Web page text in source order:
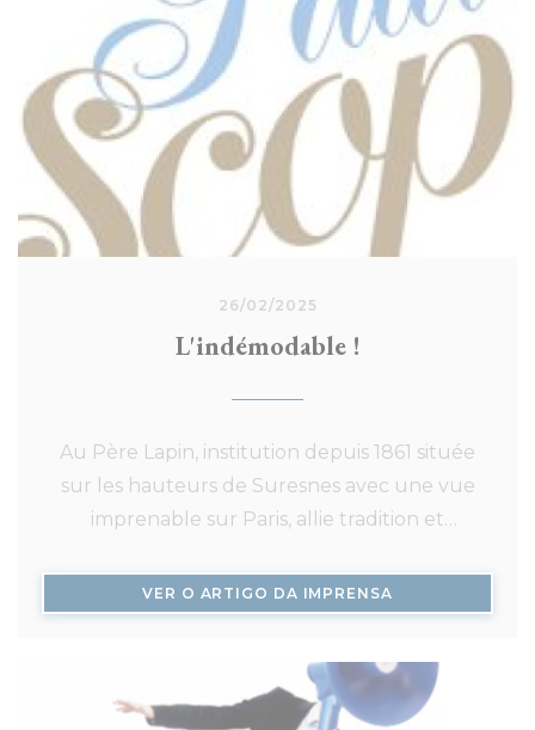
26/02/2025
L'indémodable !
Au Père Lapin, institution depuis 1861 située
sur les hauteurs de Suresnes avec une vue
imprenable sur Paris, allie tradition et
(qui a fait ses armes chez Michel Bras, Frédéric
Anton et Pierre Gagnaire). La grande terrasse
ambiance conviviale toute l'année. Cette
auberge contemporaine propose aux
VER O ARTIGO DA IMPRENSA((ABRE NUMA